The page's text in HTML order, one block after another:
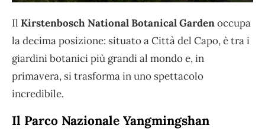
Il Kirstenbosch National Botanical Gardenoccupa
la decima posizione: situato a Città del Capo, è tra i
giardini botanici più grandi al mondo e, in
primavera, si trasforma in uno spettacolo
incredibile.
Il Parco Nazionale Yangmingshan